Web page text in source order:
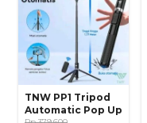
TNW PP1 Tripod
Automatic Pop Up